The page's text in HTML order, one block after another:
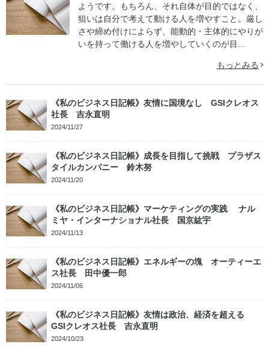
ようです。もちろん、それ自体が目的ではなく、
狙いは自分で考えて動ける人を増やすこと。厳し
さや締め付けによらず、能動的・主体的にやりが
いを持って働ける人を増やしていくのが目...
もっとみる
《私のビジネス日記帳》友情に国境なし GSIクレオス
社長 吉永直明
2024/11/27
《私のビジネス日記帳》成長を目指して挑戦 プラザス
タイルカンパニー 鈴木努
2024/11/20
《私のビジネス日記帳》マーケティングの実践 ナル
ミヤ・インターナショナル社長 国京紘宇
2024/11/13
《私のビジネス日記帳》エネルギーの塊 オーティーエ
ス社長 田中優一郎
2024/11/06
《私のビジネス日記帳》友情は政治、経済を超える
GSIクレオス社長 吉永直明
2024/10/23